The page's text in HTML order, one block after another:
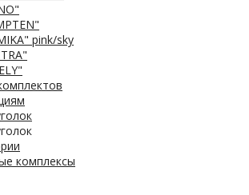
pink/sky
комплексы